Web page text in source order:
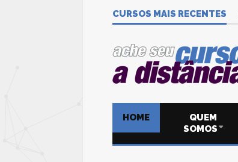
CURSOS MAIS RECENTES
HOME
QUEM
SOMOS